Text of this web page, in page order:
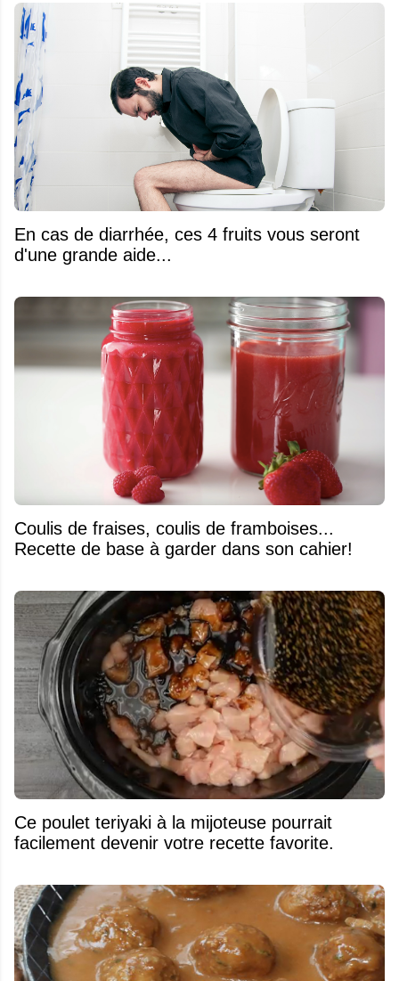
En cas de diarrhée, ces 4 fruits vous seront
d'une grande aide...
Coulis de fraises, coulis de framboises...
Recette de base à garder dans son cahier!
Ce poulet teriyaki à la mijoteuse pourrait
facilement devenir votre recette favorite.